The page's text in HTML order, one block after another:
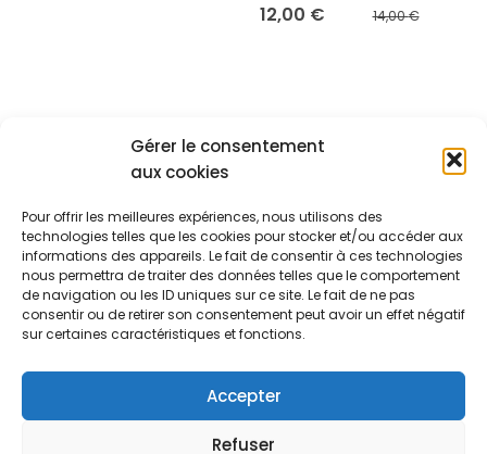
Gérer le consentement
aux cookies
Pour offrir les meilleures expériences, nous utilisons des
technologies telles que les cookies pour stocker et/ou accéder aux
informations des appareils. Le fait de consentir à ces technologies
nous permettra de traiter des données telles que le comportement
de navigation ou les ID uniques sur ce site. Le fait de ne pas
consentir ou de retirer son consentement peut avoir un effet négatif
sur certaines caractéristiques et fonctions.
Accepter
Refuser
14,00€Le
12,00 €
Le
Les créas de Mathilde
24 Route NationaleMaureillas-Las-Illas 66480
+33.6.07.29.70.73
SUIVEZ-NOUS